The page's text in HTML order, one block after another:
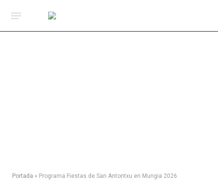
Portada » Programa Fiestas de San Antontxu en Mungia 2026